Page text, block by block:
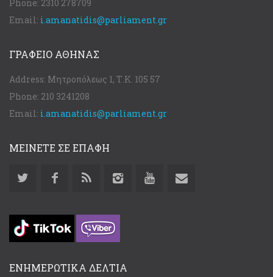
Phone: 2310 278709
Email: i.amanatidis@parliament.gr
ΓΡΑΦΕΊΟ ΑΘΉΝΑΣ
Address: Μητροπόλεως 1, Τ.Κ. 105 57
Phone: 210 3241208
Email: i.amanatidis@parliament.gr
ΜΕΙΝΕΤΕ ΣΕ ΕΠΑΦΗ
ΕΝΗΜΕΡΩΤΙΚΑ ΔΕΛΤΙΑ